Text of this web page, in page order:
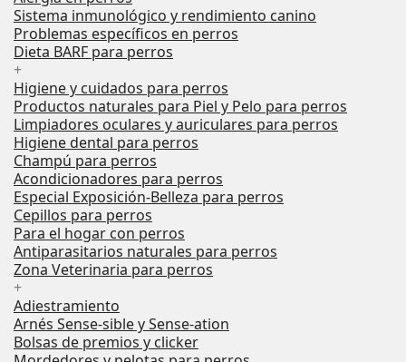
Sistema inmunológico y rendimiento canino
Problemas específicos en perros
Dieta BARF para perros
+
Higiene y cuidados para perros
Productos naturales para Piel y Pelo para perros
Limpiadores oculares y auriculares para perros
Higiene dental para perros
Champú para perros
Acondicionadores para perros
Especial Exposición-Belleza para perros
Cepillos para perros
Para el hogar con perros
Antiparasitarios naturales para perros
Zona Veterinaria para perros
+
Adiestramiento
Arnés Sense-sible y Sense-ation
Bolsas de premios y clicker